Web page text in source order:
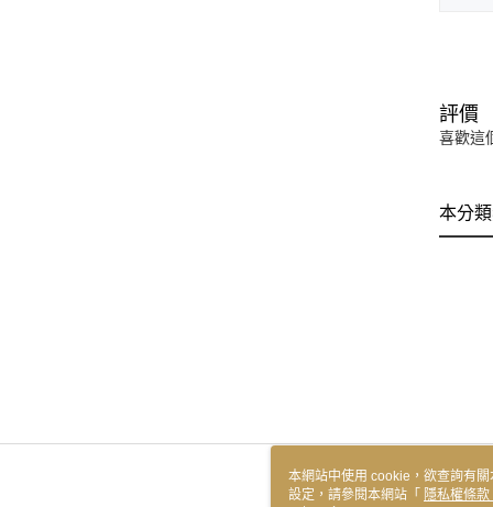
評價
喜歡這
本分
本網站中使用 cookie，欲查詢有
設定，請參閱本網站「 隱私權條款